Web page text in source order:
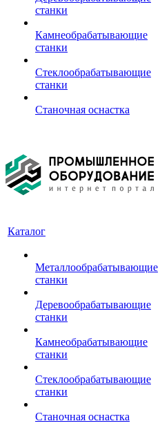
станки
Камнеобрабатывающие
станки
Стеклообрабатывающие
станки
Станочная оснастка
Каталог
Металлообрабатывающие
станки
Деревообрабатывающие
станки
Камнеобрабатывающие
станки
Стеклообрабатывающие
станки
Станочная оснастка